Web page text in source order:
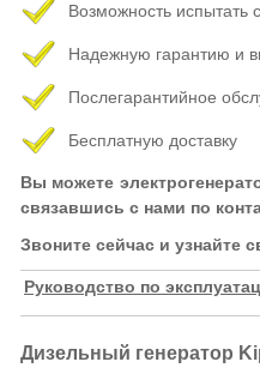
Возможность испытать
Надежную гарантию и
Послегарантийное
Бесплатную доставку
Вы можете
связавшись с нами по
Звоните сейчас и узнайте
Руководство по
Дизельный генератор